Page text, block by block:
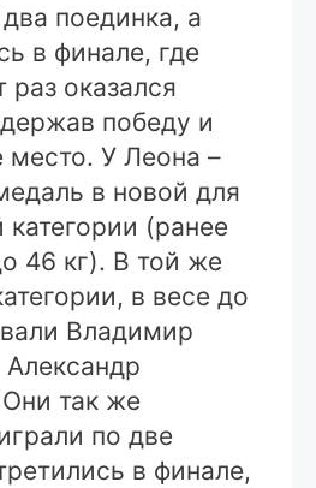
поединка, а
в финале, где
раз оказался
победу и
место. У Леона –
в новой для
категории (ранее
46 кг). В той же
в весе до
Владимир
так же
по две
в финале,